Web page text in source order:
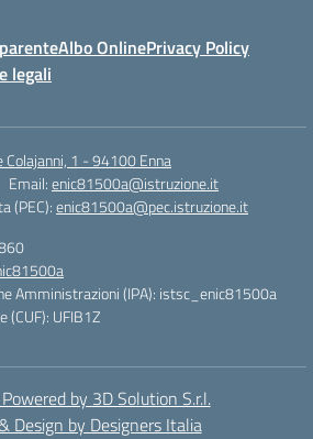
Albo OnlinePrivacy Policy
legali
Colajanni, 1 - 94100 Enna
Email:enic81500a@istruzione.it
(PEC):enic81500a@pec.istruzione.it
Amministrazioni (IPA): istsc_enic81500a
(CUF): UFIB1Z
by 3D Solution S.r.l.
Design by Designers Italia